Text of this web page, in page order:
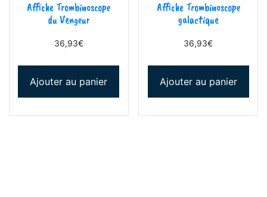
Affiche Trombinoscope
du Vengeur
36,93€
Ajouter au panier
Affiche Trombinoscope
galactique
36,93€
Ajouter au panier